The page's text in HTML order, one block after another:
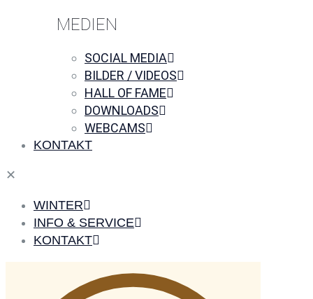
MEDIEN
SOCIAL MEDIA
BILDER / VIDEOS
HALL OF FAME
DOWNLOADS
WEBCAMS
KONTAKT
✕
WINTER
INFO & SERVICE
KONTAKT